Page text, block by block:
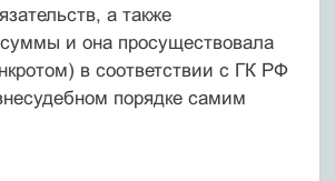
а также
и она просуществовала
в соответствии с ГК РФ
порядке самим